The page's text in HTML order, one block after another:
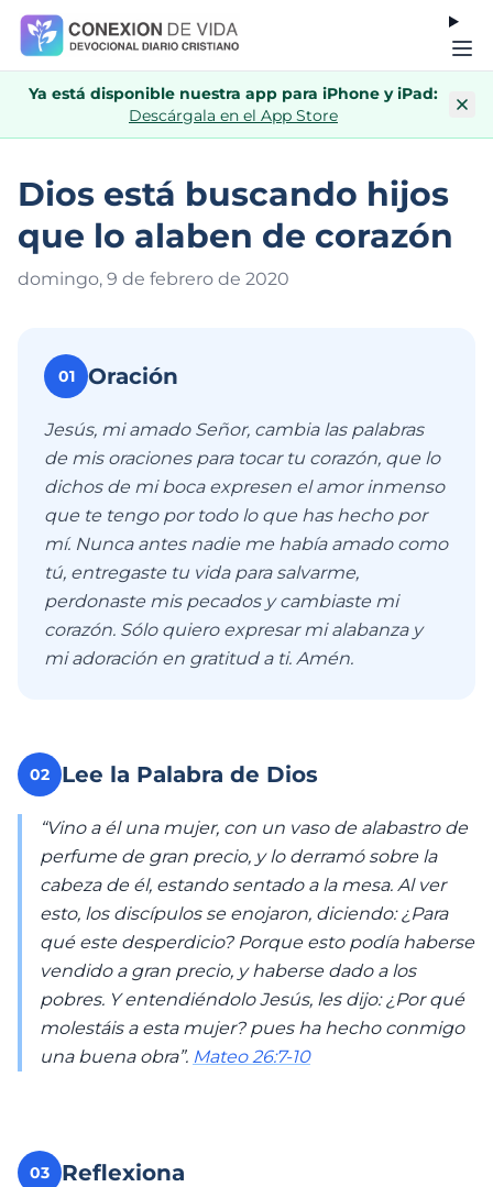
Ya está disponible nuestra app para iPhone y iPad:
Descárgala en el App Store
Dios está buscando hijos
que lo alaben de corazón
domingo, 9 de febrero de 2020
01 Oración
Jesús, mi amado Señor, cambia las palabras
de mis oraciones para tocar tu corazón, que lo
dichos de mi boca expresen el amor inmenso
que te tengo por todo lo que has hecho por
mí. Nunca antes nadie me había amado como
tú, entregaste tu vida para salvarme,
perdonaste mis pecados y cambiaste mi
corazón. Sólo quiero expresar mi alabanza y
mi adoración en gratitud a ti. Amén.
02 Lee la Palabra de Dios
“Vino a él una mujer, con un vaso de alabastro de
perfume de gran precio, y lo derramó sobre la
cabeza de él, estando sentado a la mesa. Al ver
esto, los discípulos se enojaron, diciendo: ¿Para
qué este desperdicio? Porque esto podía haberse
vendido a gran precio, y haberse dado a los
pobres. Y entendiéndolo Jesús, les dijo: ¿Por qué
molestáis a esta mujer? pues ha hecho conmigo
una buena obra”. Mateo 26:7-10
03 Reflexiona